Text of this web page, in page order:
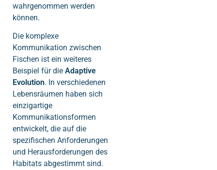
wahrgenommen werden
können.
Die komplexe
Kommunikation zwischen
Fischen ist ein weiteres
Beispiel für die Adaptive
Evolution. In verschiedenen
Lebensräumen haben sich
einzigartige
Kommunikationsformen
entwickelt, die auf die
spezifischen Anforderungen
und Herausforderungen des
Habitats abgestimmt sind.